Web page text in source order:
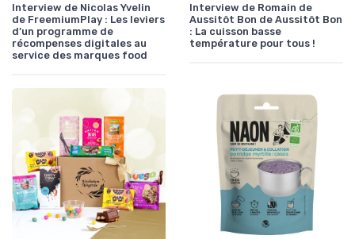
Interview de Nicolas Yvelin
de FreemiumPlay : Les leviers
d’un programme de
récompenses digitales au
service des marques food
Interview de Romain de
Aussitôt Bon de Aussitôt Bon
: La cuisson basse
température pour tous !